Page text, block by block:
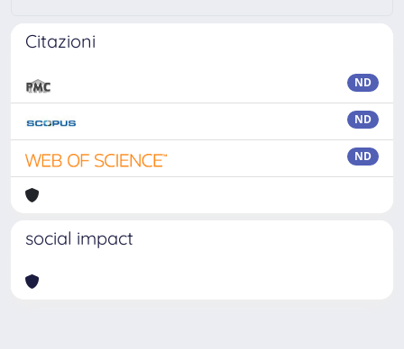
Citazioni
ND
ND
ND
social impact